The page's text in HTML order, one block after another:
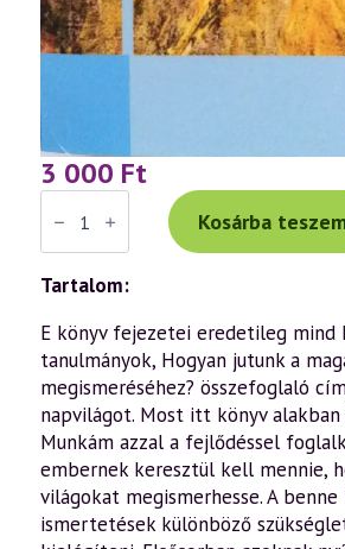
3 000 Ft
Rudolf
Steiner:
magasabb
világok
megismerésének
mennyiség
Kosárba
Tartalom:
E ​könyv fejezetei eredetileg mind
tanulmányok, Hogyan jutunk a
megismeréséhez? összefoglaló
napvilágot. Most itt könyv alakban
Munkám azzal a fejlődéssel
embernek keresztül kell mennie,
világokat megismerhesse. A
ismertetések különböző